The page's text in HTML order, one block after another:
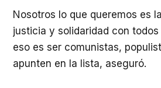
Nosotros lo que queremos es
justicia y solidaridad con
eso es ser comunistas,
apunten en la lista, aseguró.